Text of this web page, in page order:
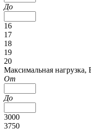
До
16
17
18
19
20
Максимальная нагрузка,
От
До
3000
3750